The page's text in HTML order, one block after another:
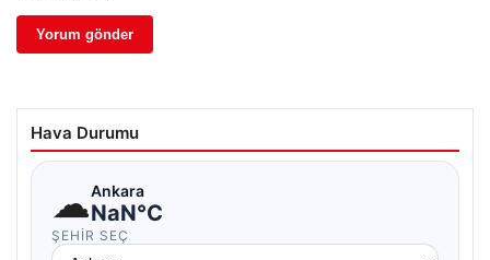
Hava Durumu
☁Ankara
NaN°C
ŞEHIR SEÇ